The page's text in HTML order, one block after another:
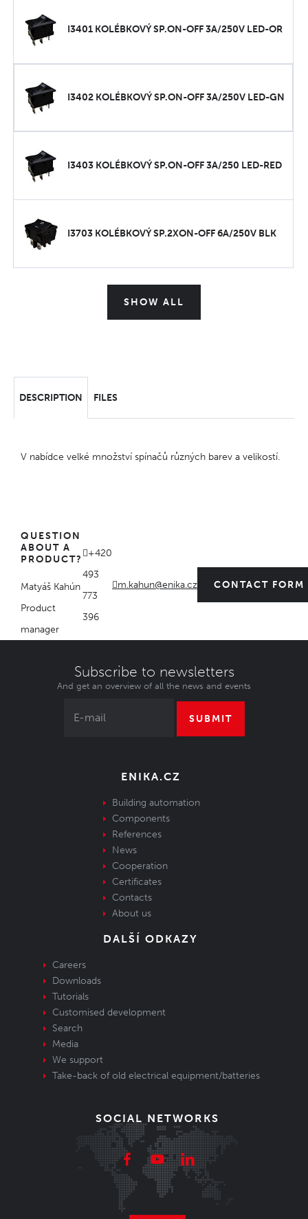
I3401 KOLÉBKOVÝ SP.ON-OFF 3A/250V LED-OR
I3402 KOLÉBKOVÝ SP.ON-OFF 3A/250V LED-GN
I3403 KOLÉBKOVÝ SP.ON-OFF 3A/250 LED-RED
I3703 KOLÉBKOVÝ SP.2XON-OFF 6A/250V BLK
SHOW ALL
DESCRIPTION FILES
V nabídce velké množství spínačů různých barev a velikostí.
QUESTION
ABOUT A
PRODUCT?
Matyáš Kahún
Product
manager
+420
493
773
396
m.kahun@enika.cz CONTACT FORM
Subscribe to newsletters
And get an overview of all the news and events
SUBMIT
ENIKA.CZ
Building automation
Components
References
News
Cooperation
Certificates
Contacts
About us
DALŠÍ ODKAZY
Careers
Downloads
Tutorials
Customised development
Search
Media
We support
Take-back of old electrical equipment/batteries
SOCIAL NETWORKS